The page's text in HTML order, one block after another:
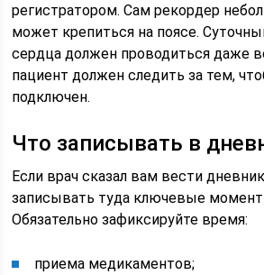
регистратором. Сам рекордер
может крепиться на поясе.
сердца должен проводиться даже
пациент должен следить за тем,
подключен.
Что записывать в
Если врач сказал вам вести
записывать туда ключевые
Обязательно зафиксируйте время:
приема медикаментов;